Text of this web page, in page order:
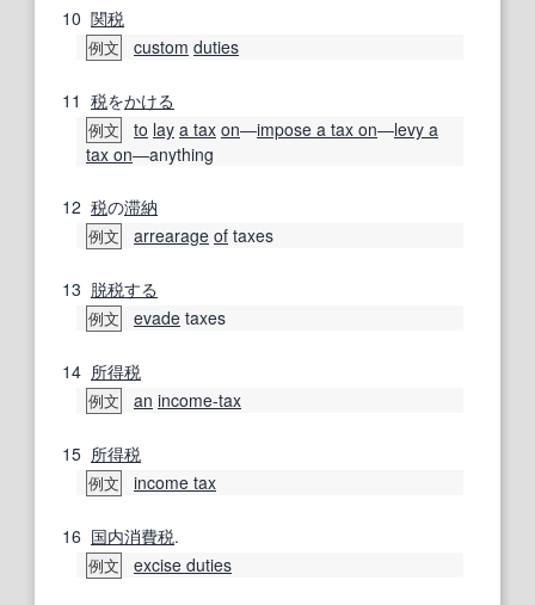
10 関税
例文 custom duties
11 税をかける
例文 to lay a tax on―impose a tax on―levy a
tax on―anything
12 税の滞納
例文 arrearage of taxes
13 脱税する
例文 evade taxes
14 所得税
例文 an income-tax
15 所得税
例文 income tax
16 国内消費税.
例文 excise duties